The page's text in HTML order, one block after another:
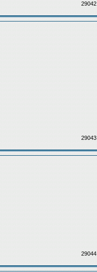
29042
29043
29044